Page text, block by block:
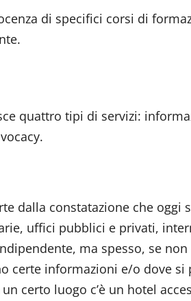
di specifici corsi di
quattro tipi di servizi:
dalla constatazione che
uffici pubblici e privati,
ma spesso, se
certe informazioni e/o dove
certo luogo c’è un hotel